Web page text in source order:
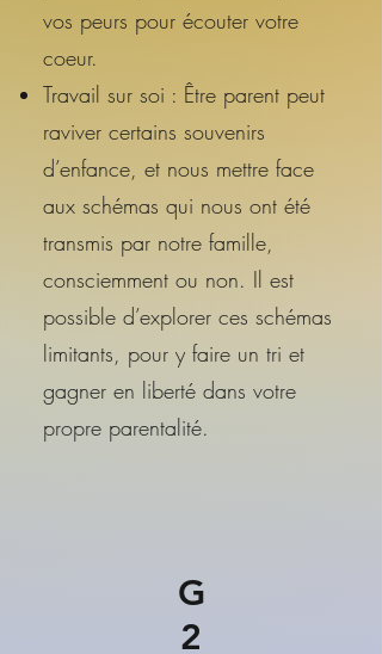
vos peurs pour écouter votre
coeur.
Travail sur soi : Être parent peut
raviver certains souvenirs
d’enfance, et nous mettre face
aux schémas qui nous ont été
transmis par notre famille,
consciemment ou non. Il est
possible d’explorer ces schémas
limitants, pour y faire un tri et
gagner en liberté dans votre
propre parentalité.
G
2